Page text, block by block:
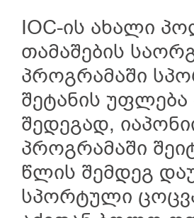
IOC-ის ახალი
თამაშების
პროგრამაში
შეტანის
შედეგად,
პროგრამაში
წლის შემდეგ
სპორტული